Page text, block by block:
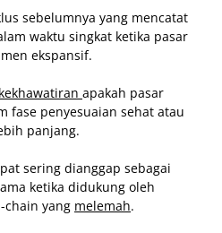
sebelumnya yang mencatat
waktu singkat ketika pasar
ekspansif.
kekhawatiran apakah pasar
fase penyesuaian sehat atau
panjang.
sering dianggap sebagai
ketika didukung oleh
yang melemah.